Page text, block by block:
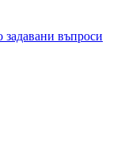
задавани въпроси